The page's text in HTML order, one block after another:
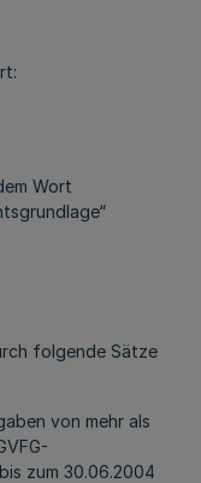
Wort
folgende Sätze
von mehr als
zum 30.06.2004